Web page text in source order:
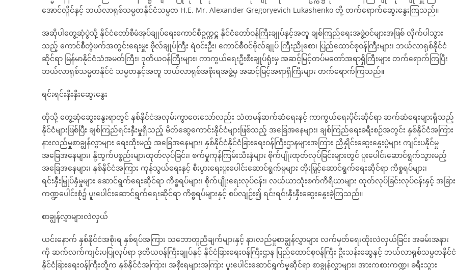
အောင်လှိုင်နှင့် ဘယ်လာရုစ်သမ္မတနိုင်ငံသမ္မတ H.E. Mr. Alexander Gregoryevich Lukashenko တို့ တက်ရောက်ဆွေးနွေးကြသည်။
အဆိုပါတွေ့ဆုံပွဲသို့ နိုင်ငံတော်စီမံအုပ်ချုပ်ရေးကောင်စီဥက္ကဋ္ဌ နိုင်ငံတော်ဝန်ကြီးချုပ်နှင့်အတူ ချစ်ကြည်ရေးအဖွဲ့ဝင်များအဖြစ် လိုက်ပါသွား
သည့် ကောင်စီတွဲဖက်အတွင်းရေးမှူး ဗိုလ်ချုပ်ကြီး ရဲဝင်းဦး၊ ကောင်စီဝင်ဗိုလ်ချုပ် ကြီးညိုစော၊ ပြည်ထောင်စုဝန်ကြီးများ၊ ဘယ်လာရုစ်နိုင်ငံ
ဆိုင်ရာ မြန်မာနိုင်ငံသံအမတ်ကြီး၊ ဒုတိယဝန်ကြီးများ၊ ကာကွယ်ရေးဦးစီးချုပ်ရုံးမှ အဆင့်မြင့်တပ်မတော်အရာရှိကြီးများ တက်ရောက်ကြပြီး
ဘယ်လာရုစ်သမ္မတနိုင်ငံ သမ္မတနှင့်အတူ ဘယ်လာရုစ်အစိုးရအဖွဲ့မှ အဆင့်မြင့်အရာရှိကြီးများ တက်ရောက်ကြသည်။
ရင်းရင်းနှီးနှီးဆွေးနွေး
ထိုသို့ တွေ့ဆုံဆွေးနွေးရာတွင် နှစ်နိုင်ငံအလှမ်းကွာဝေးသော်လည်း သံတမန်ဆက်ဆံရေးနှင့် ကာကွယ်ရေးပိုင်းဆိုင်ရာ ဆက်ဆံရေးများရှိသည့်
နိုင်ငံများဖြစ်ပြီး ချစ်ကြည်ရင်းနှီးမှုရှိသည့် မိတ်ဆွေကောင်းနိုင်ငံများဖြစ်သည့် အခြေအနေများ၊ ချစ်ကြည်ရေးခရီးစဉ်အတွင်း နှစ်နိုင်ငံအကြား
နားလည်မှုစာချွန်လွှာများ ရေးထိုးမည့် အခြေအနေများ၊ နှစ်နိုင်ငံနိုင်ငံခြားရေးဝန်ကြီးဌာနများအကြား ညှိနှိုင်းဆွေးနွေးပွဲများ ကျင်းပနိုင်မှု
အခြေအနေများ၊ နို့ထွက်ပစ္စည်းများထုတ်လုပ်ခြင်း၊ စက်မှုကုန်ကြမ်းသီးနှံများ စိုက်ပျိုးထုတ်လုပ်ခြင်းများတွင် ပူးပေါင်းဆောင်ရွက်သွားမည့်
အခြေအနေများ၊ နှစ်နိုင်ငံအကြား ကုန်သွယ်ရေးနှင့် စီးပွားရေးပူးပေါင်းဆောင်ရွက်မှုများ တိုးမြှင့်ဆောင်ရွက်ရေးဆိုင်ရာ ကိစ္စရပ်များ၊
ရင်းနှီးမြှုပ်နှံမှုများ ဆောင်ရွက်ရေးဆိုင်ရာ ကိစ္စရပ်များ၊ စိုက်ပျိုးရေးလုပ်ငန်း၊ လယ်ယာသုံးစက်ကိရိယာများ ထုတ်လုပ်ခြင်းလုပ်ငန်းနှင့် အခြား
ကဏ္ဍပေါင်းစုံ၌ ပူးပေါင်းဆောင်ရွက်ရေးဆိုင်ရာ ကိစ္စရပ်များနှင့် စပ်လျဉ်း၍ ရင်းရင်းနှီးနှီးဆွေးနွေးခဲ့ကြသည်။
စာချွန်လွှာများလဲလှယ်
ယင်းနောက် နှစ်နိုင်ငံအစိုးရ နှစ်ရပ်အကြား သဘောတူညီချက်များနှင့် နားလည်မှုစာချွန်လွှာများ လက်မှတ်ရေးထိုးလဲလှယ်ခြင်း အခမ်းအနား
ကို ဆက်လက်ကျင်းပပြုလုပ်ရာ ဒုတိယဝန်ကြီးချုပ်နှင့် နိုင်ငံခြားရေးဝန်ကြီးဌာန ပြည်ထောင်စုဝန်ကြီး ဦးသန်းဆွေနှင့် ဘယ်လာရုစ်သမ္မတနိုင်ငံ
နိုင်ငံခြားရေးဝန်ကြီးတို့က နှစ်နိုင်ငံအကြား၊ အစိုးရများအကြား ပူးပေါင်းဆောင်ရွက်မှုဆိုင်ရာ စာချွန်လွှာများ၊ အားကစားကဏ္ဍ၊ ခရီးသွား